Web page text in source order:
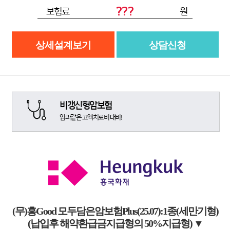
보험료 ??? 원
상세설계보기 상담신청
비갱신형암보험
암과같은 고액치료비 대비!
(무)흥Good 모두담은암보험Plus(25.07):1종(세만기형)
(납입후 해약환급금지급형의 50%지급형) ▼